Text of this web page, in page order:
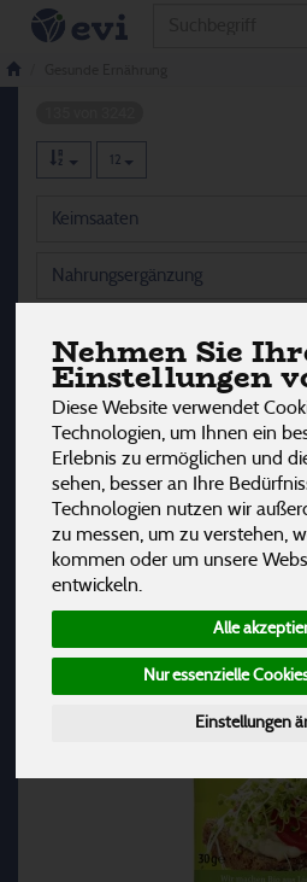
Nehmen Sie
Einstellungen
Diese Website verwendet
Technologien, um Ihnen ein
Erlebnis zu ermöglichen und
sehen, besser an Ihre
Technologien nutzen wir
zu messen, um zu verstehen,
kommen oder um unsere
entwickeln.
Alle
Nur essenzielle
Einstellungen
Gesunde
12
Keimsaaten
Nahrungsergänzung
Hersteller Ernährung